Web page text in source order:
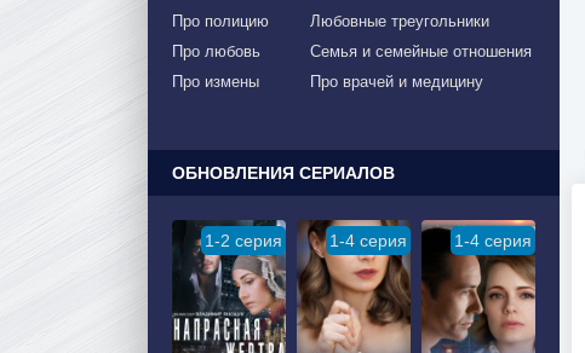
Про полицию
Про любовь
Про измены
Любовные треугольники
Семья и семейные отношения
Про врачей и медицину
ОБНОВЛЕНИЯ СЕРИАЛОВ
1-2 серия 1-4 серия 1-4 серия